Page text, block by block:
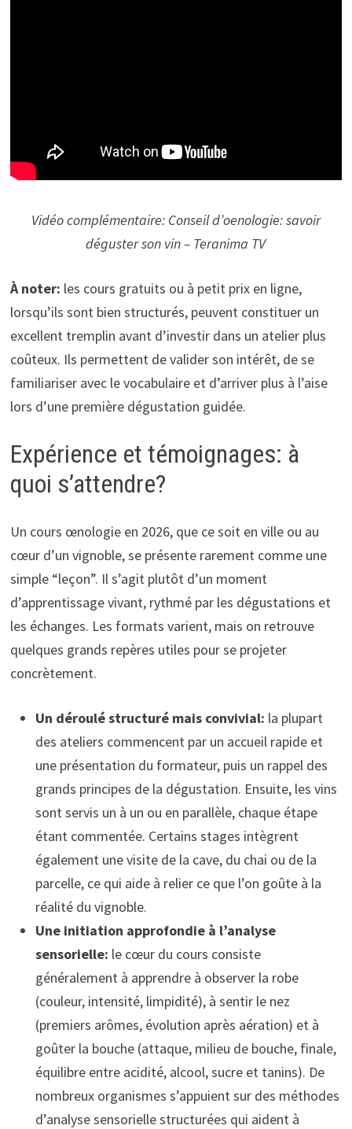
Vidéo complémentaire: Conseil d’oenologie: savoir
déguster son vin – Teranima TV
À noter: les cours gratuits ou à petit prix en ligne,
lorsqu’ils sont bien structurés, peuvent constituer un
excellent tremplin avant d’investir dans un atelier plus
coûteux. Ils permettent de valider son intérêt, de se
familiariser avec le vocabulaire et d’arriver plus à l’aise
lors d’une première dégustation guidée.
Expérience et témoignages: à
quoi s’attendre?
Un cours œnologie en 2026, que ce soit en ville ou au
cœur d’un vignoble, se présente rarement comme une
simple “leçon”. Il s’agit plutôt d’un moment
d’apprentissage vivant, rythmé par les dégustations et
les échanges. Les formats varient, mais on retrouve
quelques grands repères utiles pour se projeter
concrètement.
Un déroulé structuré mais convivial: la plupart
des ateliers commencent par un accueil rapide et
une présentation du formateur, puis un rappel des
grands principes de la dégustation. Ensuite, les vins
sont servis un à un ou en parallèle, chaque étape
étant commentée. Certains stages intègrent
également une visite de la cave, du chai ou de la
parcelle, ce qui aide à relier ce que l’on goûte à la
réalité du vignoble.
Une initiation approfondie à l’analyse
sensorielle: le cœur du cours consiste
généralement à apprendre à observer la robe
(couleur, intensité, limpidité), à sentir le nez
(premiers arômes, évolution après aération) et à
goûter la bouche (attaque, milieu de bouche, finale,
équilibre entre acidité, alcool, sucre et tanins). De
nombreux organismes s’appuient sur des méthodes
d’analyse sensorielle structurées qui aident à